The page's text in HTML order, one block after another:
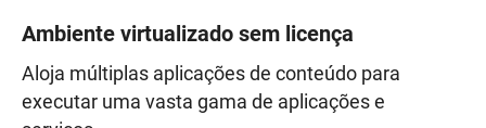
Ambiente virtualizado sem licença
Aloja múltiplas aplicações de conteúdo para
executar uma vasta gama de aplicações e